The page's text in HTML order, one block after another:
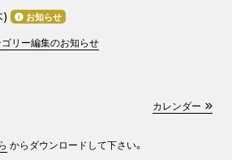
) お知らせ
ゴリー編集のお知らせ
カレンダー
からダウンロードして下さい。